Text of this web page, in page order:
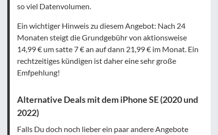
so viel Datenvolumen.
Ein wichtiger Hinweis zu diesem Angebot: Nach 24
Monaten steigt die Grundgebühr von aktionsweise
14,99 € um satte 7 € an auf dann 21,99 € im Monat. Ein
rechtzeitiges kündigen ist daher eine sehr große
Emfpehlung!
Alternative Deals mit dem iPhone SE (2020 und
2022)
Falls Du doch noch lieber ein paar andere Angebote